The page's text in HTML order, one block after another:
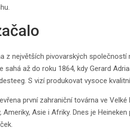
z největších pivovarských
sahá až do roku 1864, kdy Gerard
S vizí produkovat vysoce
první zahraniční továrna ve
Ameriky, Asie i Afriky. Dnes je